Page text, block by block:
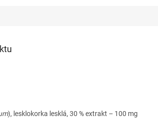
), lesklokorka lesklá, 30 % extrakt – 100 mg